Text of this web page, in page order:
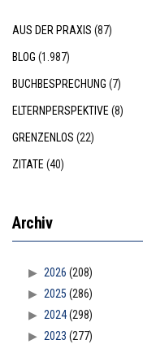
AUS DER PRAXIS (87)
BLOG (1.987)
BUCHBESPRECHUNG (7)
ELTERNPERSPEKTIVE (8)
GRENZENLOS (22)
ZITATE (40)
Archiv
2026 (208)
2025 (286)
2024(298)
2023 (277)